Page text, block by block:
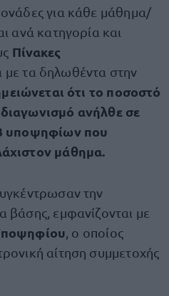
για κάθε μάθημα/
ανά κατηγορία και
Πίνακες
τα δηλωθέντα στην
ότι το ποσοστό
ανήλθε σε
υποψηφίων που
μάθημα.
την
βάσης, εμφανίζονται με
, ο οποίος
αίτηση συμμετοχής